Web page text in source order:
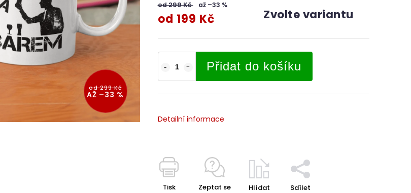
od 299 Kč
AŽ –33 %
od 299 Kč až –33 %
od 199 Kč Zvolte variantu
Přidat do košíku
Detailní informace
Tisk Zeptat se Hlídat Sdílet